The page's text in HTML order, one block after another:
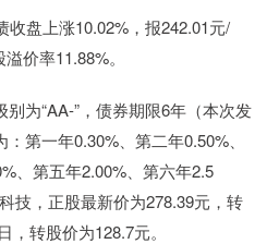
盘上涨10.02%，报242.01元/
价率11.88%。
为“AA-”，债券期限6年（本次发
第一年0.30%、第二年0.50%、
、第五年2.00%、第六年2.5
技，正股最新价为278.39元，转
，转股价为128.7元。